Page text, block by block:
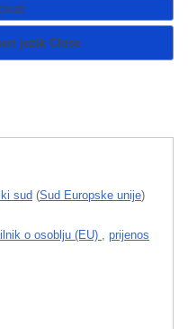
jezik Close
sud (Sud Europske unije)
o osoblju (EU)
prijenos